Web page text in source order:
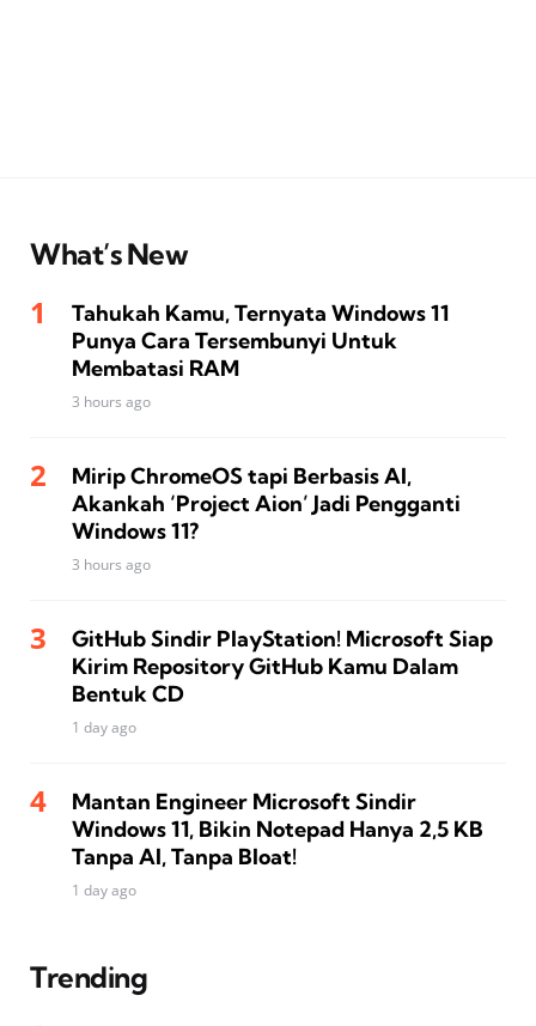
What’s New
Tahukah Kamu, Ternyata Windows 11
Punya Cara Tersembunyi Untuk
Membatasi RAM
3 hours ago
Mirip ChromeOS tapi Berbasis AI,
Akankah ‘Project Aion’ Jadi Pengganti
Windows 11?
3 hours ago
GitHub Sindir PlayStation! Microsoft Siap
Kirim Repository GitHub Kamu Dalam
Bentuk CD
1 day ago
Mantan Engineer Microsoft Sindir
Windows 11, Bikin Notepad Hanya 2,5 KB
Tanpa AI, Tanpa Bloat!
1 day ago
Trending